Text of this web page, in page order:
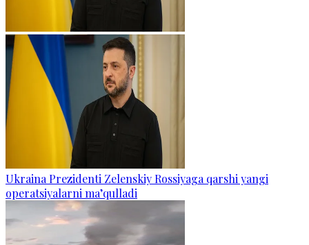
Ukraina Prezidenti Zelenskiy Rossiyaga qarshi yangi
operatsiyalarni ma’qulladi